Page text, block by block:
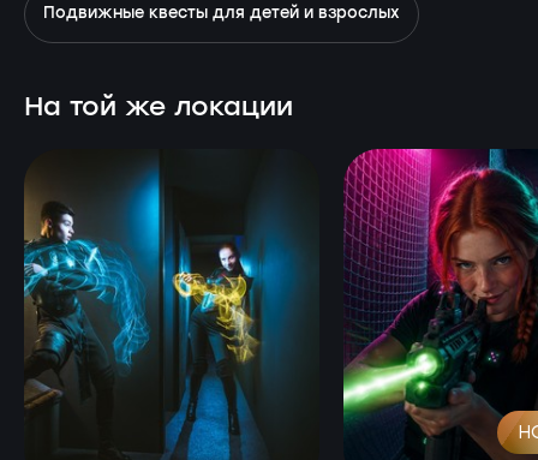
Подвижные квесты для детей и взрослых
На той же локации